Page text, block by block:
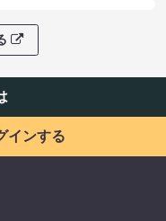
インする